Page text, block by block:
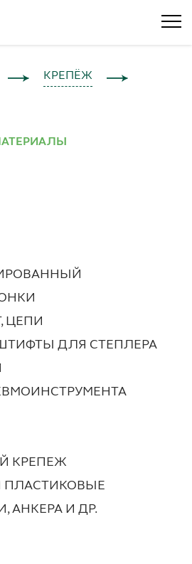
КРЕПЁЖ
ЦЕПИ
ДЛЯ СТЕПЛЕРА
КРЕПЕЖ
АНКЕРА И ДР.